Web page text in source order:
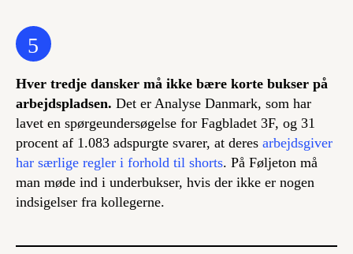
5
Hver tredje dansker må ikke bære korte bukser på
arbejdspladsen. Det er Analyse Danmark, som har
lavet en spørgeundersøgelse for Fagbladet 3F, og 31
procent af 1.083 adspurgte svarer, at deres arbejdsgiver
har særlige regler i forhold til shorts. På Føljeton må
man møde ind i underbukser, hvis der ikke er nogen
indsigelser fra kollegerne.